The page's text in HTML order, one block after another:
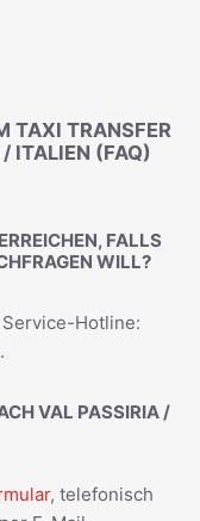
TAXI TRANSFER
ITALIEN (FAQ)
FALLS
WILL?
Hotline:
VAL PASSIRIA /
, telefonisch